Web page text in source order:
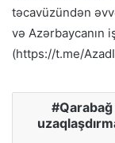
təcavüzündən
və Azərbaycanın
(https://t.me/